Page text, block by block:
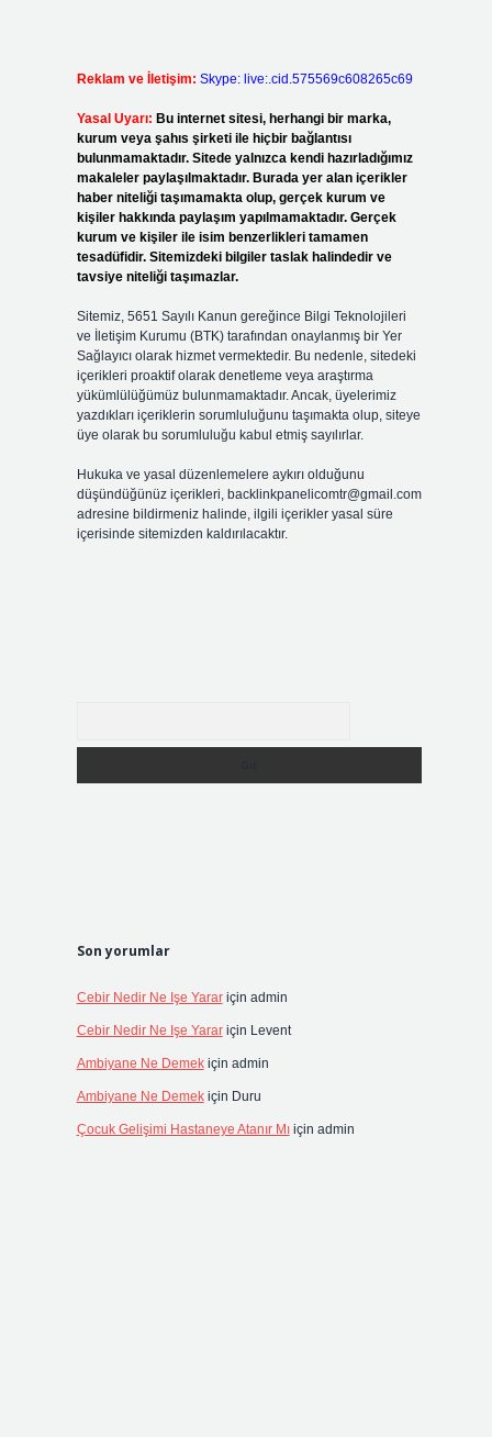
Reklam ve İletişim: Skype: live:.cid.575569c608265c69
Yasal Uyarı: Bu internet sitesi, herhangi bir marka,
kurum veya şahıs şirketi ile hiçbir bağlantısı
bulunmamaktadır. Sitede yalnızca kendi hazırladığımız
makaleler paylaşılmaktadır. Burada yer alan içerikler
haber niteliği taşımamakta olup, gerçek kurum ve
kişiler hakkında paylaşım yapılmamaktadır. Gerçek
kurum ve kişiler ile isim benzerlikleri tamamen
tesadüfidir. Sitemizdeki bilgiler taslak halindedir ve
tavsiye niteliği taşımazlar.
Sitemiz, 5651 Sayılı Kanun gereğince Bilgi Teknolojileri
ve İletişim Kurumu (BTK) tarafından onaylanmış bir Yer
Sağlayıcı olarak hizmet vermektedir. Bu nedenle, sitedeki
içerikleri proaktif olarak denetleme veya araştırma
yükümlülüğümüz bulunmamaktadır. Ancak, üyelerimiz
yazdıkları içeriklerin sorumluluğunu taşımakta olup, siteye
üye olarak bu sorumluluğu kabul etmiş sayılırlar.
Hukuka ve yasal düzenlemelere aykırı olduğunu
düşündüğünüz içerikleri, backlinkpanelicomtr@gmail.com
adresine bildirmeniz halinde, ilgili içerikler yasal süre
içerisinde sitemizden kaldırılacaktır.
Son yorumlar
Cebir Nedir Ne Işe Yarariçin admin
Cebir Nedir Ne Işe Yarariçin Levent
Ambiyane Ne Demekiçin admin
Ambiyane Ne Demekiçin Duru
Çocuk Gelişimi Hastaneye Atanır Mıiçin admin